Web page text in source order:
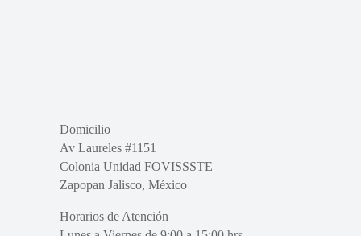
Domicilio
Av Laureles #1151
Colonia Unidad FOVISSSTE
Zapopan Jalisco, México
Horarios de Atención